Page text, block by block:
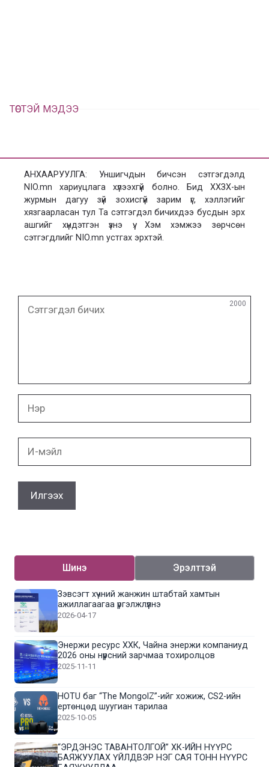
ТӨСТЭЙ МЭДЭЭ
АНХААРУУЛГА: Уншигчдын бичсэн сэтгэгдэлд
NIO.mn хариуцлага хүлээхгүй болно. Бид ХХЗХ-ын
журмын дагуу зүй зохисгүй зарим үг, хэллэгийг
хязгаарласан тул Та сэтгэгдэл бичихдээ бусдын эрх
ашгийг хүндэтгэн үзнэ үү. Хэм хэмжээ зөрчсөн
сэтгэгдлийг NIO.mn устгах эрхтэй.
бичих
2000
Шинэ Эрэлттэй
Зэвсэгт хүчний жанжин штабтай хамтын
ажиллагаагаа үргэлжлүүлнэ
2026-04-17
Энержи ресурс ХХК, Чайна энержи компаниуд
2026 оны нүүрсний зарчмаа тохиролцов
2025-11-11
HOTU баг “The MongolZ”-ийг хожиж, CS2-ийн
ертөнцөд шуугиан тарилаа
2025-10-05
“ЭРДЭНЭС ТАВАНТОЛГОЙ” ХК-ИЙН НҮҮРС
БАЯЖУУЛАХ ҮЙЛДВЭР НЭГ САЯ ТОНН НҮҮРС